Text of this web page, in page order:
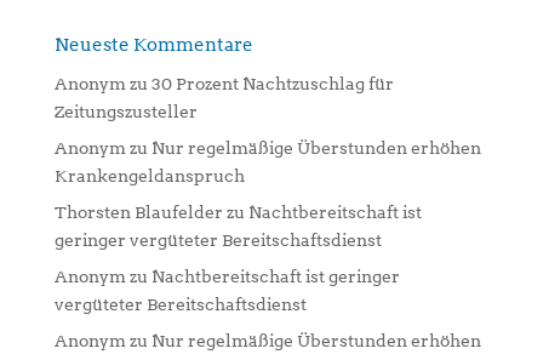
Neueste Kommentare
Anonym zu 30 Prozent Nachtzuschlag für
Zeitungszusteller
Anonym zu Nur regelmäßige Überstunden erhöhen
Krankengeldanspruch
Thorsten Blaufelder zu Nachtbereitschaft ist
geringer vergüteter Bereitschaftsdienst
Anonym zu Nachtbereitschaft ist geringer
vergüteter Bereitschaftsdienst
Anonym zu Nur regelmäßige Überstunden erhöhen